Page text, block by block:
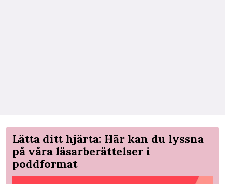
Lätta ditt hjärta: Här kan du lyssna
på våra läsarberättelser i
poddformat